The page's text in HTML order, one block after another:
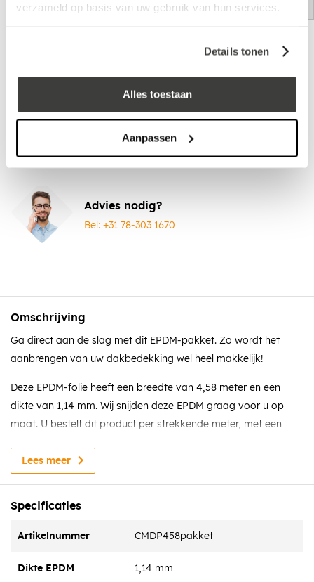
verzameld op basis van uw gebruik van hun services.
Details tonen
Alles toestaan
Aanpassen
log in voor prijs
log in voor prijs
Offerte
Bezorgd op werkdagen binnen 48 uur
Klanten beoordelen ons met een5/5! ⭐⭐⭐⭐⭐
Advies nodig?
Bel: +31 78-303 1670
Omschrijving
Ga direct aan de slag met dit EPDM-pakket. Zo wordt het
aanbrengen van uw dakbedekking wel heel makkelijk!
Deze EPDM-folie heeft een breedte van 4,58 meter en een
dikte van 1,14 mm. Wij snijden deze EPDM graag voor u op
maat. U bestelt dit product per strekkende meter, met een
Neem dan contact met ons op voor een vrijblijvende offerte.
EPDM kit
Lees meer
Specificaties
Artikelnummer CMDP458pakket
Dikte EPDM 1,14 mm